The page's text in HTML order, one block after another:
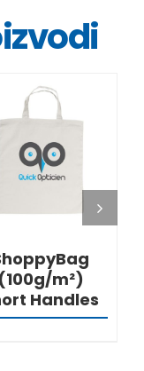
DETALJI
(100g/m²)
Handles